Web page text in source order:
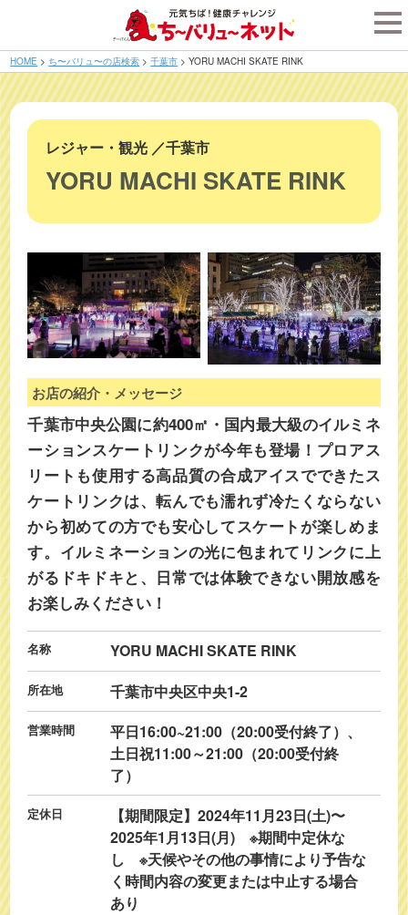
HOME > ち〜バリュ〜の店検索 >千葉市 >YORU MACHI SKATE RINK
レジャー・観光 ／千葉市
YORU MACHI SKATE RINK
お店の紹介・メッセージ
千葉市中央公園に約400㎡・国内最大級のイルミネ
ーションスケートリンクが今年も登場！プロアス
リートも使用する高品質の合成アイスでできたス
ケートリンクは、転んでも濡れず冷たくならない
から初めての方でも安心してスケートが楽しめま
す。イルミネーションの光に包まれてリンクに上
がるドキドキと、日常では体験できない開放感を
お楽しみください！
名称 YORU MACHI SKATE RINK
所在地 千葉市中央区中央1-2
営業時間
平日16:00~21:00（20:00受付終了）、
土日祝11:00～21:00（20:00受付終
了）
定休日
【期間限定】2024年11月23日(土)〜
2025年1月13日(月) ※期間中定休な
し ※天候やその他の事情により予告な
く時間内容の変更または中止する場合
あり